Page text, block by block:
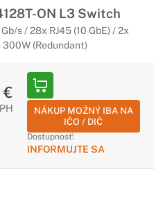
ON L3 Switch
s / 28x RJ45 (10 GbE) / 2x
(Redundant)
€
NÁKUP MOŽNÝ IBA NA
IČO / DIČ
Dostupnosť:
INFORMUJTE SA